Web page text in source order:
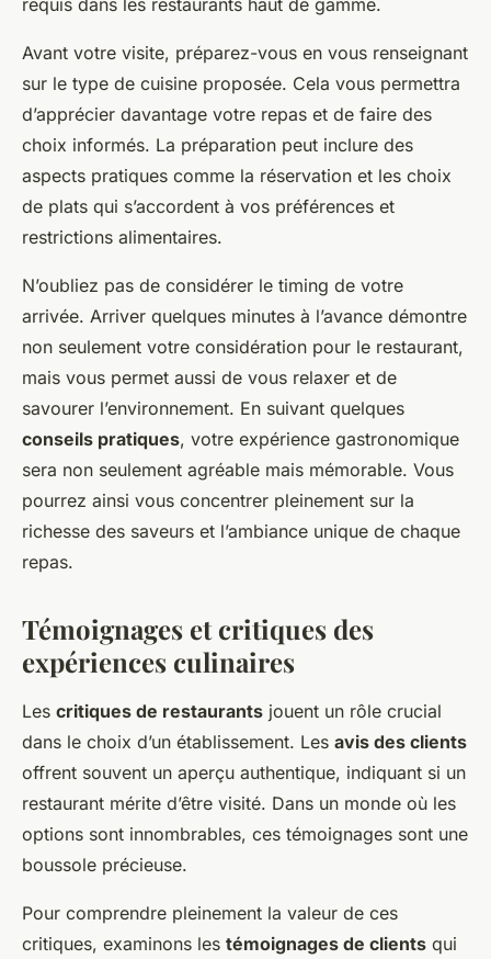
requis dans les restaurants haut de gamme.
Avant votre visite, préparez-vous en vous renseignant
sur le type de cuisine proposée. Cela vous permettra
d’apprécier davantage votre repas et de faire des
choix informés. La préparation peut inclure des
aspects pratiques comme la réservation et les choix
de plats qui s’accordent à vos préférences et
restrictions alimentaires.
N’oubliez pas de considérer le timing de votre
arrivée. Arriver quelques minutes à l’avance démontre
non seulement votre considération pour le restaurant,
mais vous permet aussi de vous relaxer et de
savourer l’environnement. En suivant quelques
conseils pratiques, votre expérience gastronomique
sera non seulement agréable mais mémorable. Vous
pourrez ainsi vous concentrer pleinement sur la
richesse des saveurs et l’ambiance unique de chaque
repas.
Témoignages et critiques des
expériences culinaires
Les critiques de restaurants jouent un rôle crucial
dans le choix d’un établissement. Les avis des clients
offrent souvent un aperçu authentique, indiquant si un
restaurant mérite d’être visité. Dans un monde où les
options sont innombrables, ces témoignages sont une
boussole précieuse.
Pour comprendre pleinement la valeur de ces
critiques, examinons les témoignages de clients qui